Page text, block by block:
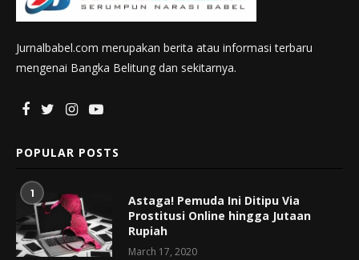
Jurnalbabel.com merupakan berita atau informasi terbaru
mengenai Bangka Belitung dan sekitarnya.
POPULAR POSTS
1
Astaga! Pemuda Ini Ditipu Via
Prostitusi Online hingga Jutaan
Rupiah
March 17, 2020